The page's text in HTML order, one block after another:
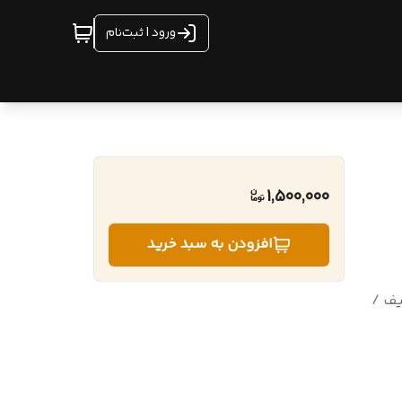
ورود | ثبت‌نام
/
1,500,000
افزودن به سبد خرید